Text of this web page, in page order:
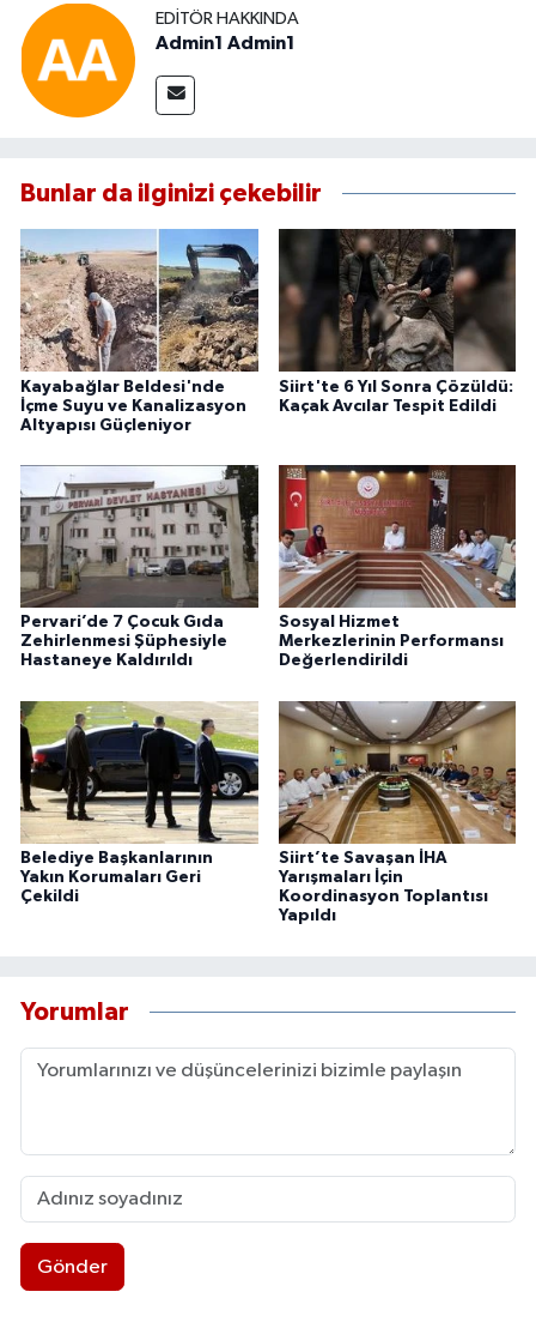
EDITÖR HAKKINDA
Admin1 Admin1
Bunlar da ilginizi çekebilir
Kayabağlar Beldesi'nde
İçme Suyu ve Kanalizasyon
Altyapısı Güçleniyor
Siirt'te 6 Yıl Sonra Çözüldü:
Kaçak Avcılar Tespit Edildi
Pervari’de 7 Çocuk Gıda
Zehirlenmesi Şüphesiyle
Hastaneye Kaldırıldı
Sosyal Hizmet
Merkezlerinin Performansı
Değerlendirildi
Belediye Başkanlarının
Yakın Korumaları Geri
Çekildi
Siirt’te Savaşan İHA
Yarışmaları İçin
Koordinasyon Toplantısı
Yapıldı
Yorumlar
Gönder